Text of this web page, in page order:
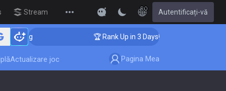
Streamer Overlay RO Autentificați-vă
🏆 Rank Up in 3 Days! Challenger Coaching
Actualizare joc Pagina Mea